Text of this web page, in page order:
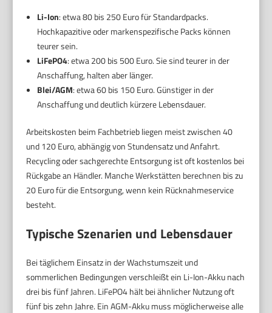
Li-Ion: etwa 80 bis 250 Euro für Standardpacks.
Hochkapazitive oder markenspezifische Packs können
teurer sein.
LiFePO4: etwa 200 bis 500 Euro. Sie sind teurer in der
Anschaffung, halten aber länger.
Blei/AGM: etwa 60 bis 150 Euro. Günstiger in der
Anschaffung und deutlich kürzere Lebensdauer.
Arbeitskosten beim Fachbetrieb liegen meist zwischen 40
und 120 Euro, abhängig von Stundensatz und Anfahrt.
Recycling oder sachgerechte Entsorgung ist oft kostenlos bei
Rückgabe an Händler. Manche Werkstätten berechnen bis zu
20 Euro für die Entsorgung, wenn kein Rücknahmeservice
besteht.
Typische Szenarien und Lebensdauer
Bei täglichem Einsatz in der Wachstumszeit und
sommerlichen Bedingungen verschleißt ein Li-Ion-Akku nach
drei bis fünf Jahren. LiFePO4 hält bei ähnlicher Nutzung oft
fünf bis zehn Jahre. Ein AGM-Akku muss möglicherweise alle